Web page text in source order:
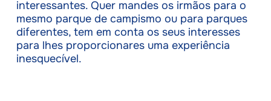
interessantes. Quer mandes os irmãos para o
mesmo parque de campismo ou para parques
diferentes, tem em conta os seus interesses
para lhes proporcionares uma experiência
inesquecível.